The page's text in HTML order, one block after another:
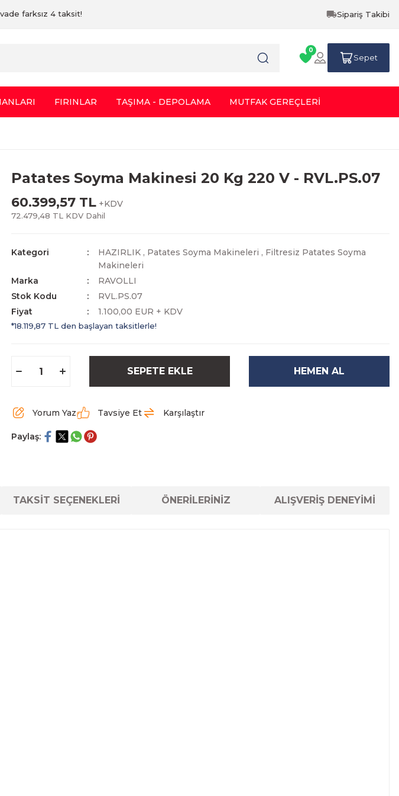
farksız 4 taksit! Sipariş Takibi
0
Sepet
FIRINLAR TAŞIMA - DEPOLAMA MUTFAK GEREÇLERİ
Patates Soyma Makinesi 20 Kg 220 V - RVL.PS.07
60.399,57 TL +KDV
72.479,48 TL KDV Dahil
Kategori HAZIRLIK , Patates Soyma Makineleri , Filtresiz Patates Soyma
Makineleri
Marka
RAVOLLI
Stok Kodu
RVL.PS.07
Fiyat
1.100,00 EUR + KDV
*18.119,87 TL den başlayan taksitlerle!
SEPETE EKLE HEMEN AL
Yorum Yaz Tavsiye Et Karşılaştır
Paylaş:
TAKSİT SEÇENEKLERİ ÖNERİLERİNİZ ALIŞVERİŞ DENEYİMİ